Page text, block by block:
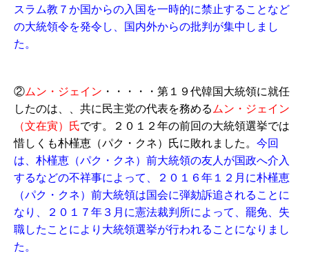
スラム教７か国からの入国を一時的に禁止することなど
の大統領令を発令し、国内外からの批判が集中しまし
た。
②ムン・ジェイン ・・・・・第１９代韓国大統領に就任
したのは、、共に民主党の代表を務める ムン・ジェイン
（文在寅）氏です。２０１２年の前回の大統領選挙では
惜しくも朴槿恵（パク・クネ）氏に敗れました。 今回
は、朴槿恵（パク・クネ）前大統領の友人が国政へ介入
するなどの不祥事によって、２０１６年１２月に朴槿恵
（パク・クネ）前大統領は国会に弾劾訴追されることに
なり、２０１７年３月に憲法裁判所によって、罷免、失
職したことにより大統領選挙が行われることになりまし
た。